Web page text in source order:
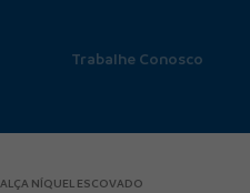
Trabalhe Conosco
NÍQUEL ESCOVADO